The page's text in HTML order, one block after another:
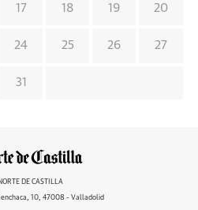
17 18 19 20
24 25 26 27
31
DE CASTILLA
10, 47008 - Valladolid